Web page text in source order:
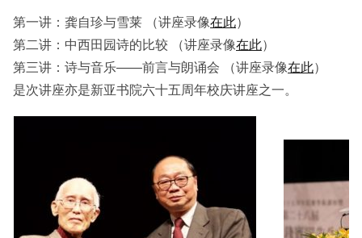
第一讲：龚自珍与雪莱 （讲座录像在此）
第二讲：中西田园诗的比较 （讲座录像在此）
第三讲：诗与音乐——前言与朗诵会 （讲座录像在此）
是次讲座亦是新亚书院六十五周年校庆讲座之一。